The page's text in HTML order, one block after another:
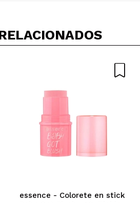
perfecta para llevar en el
que tiene merece muchisimo la
essence - Colorete en stick